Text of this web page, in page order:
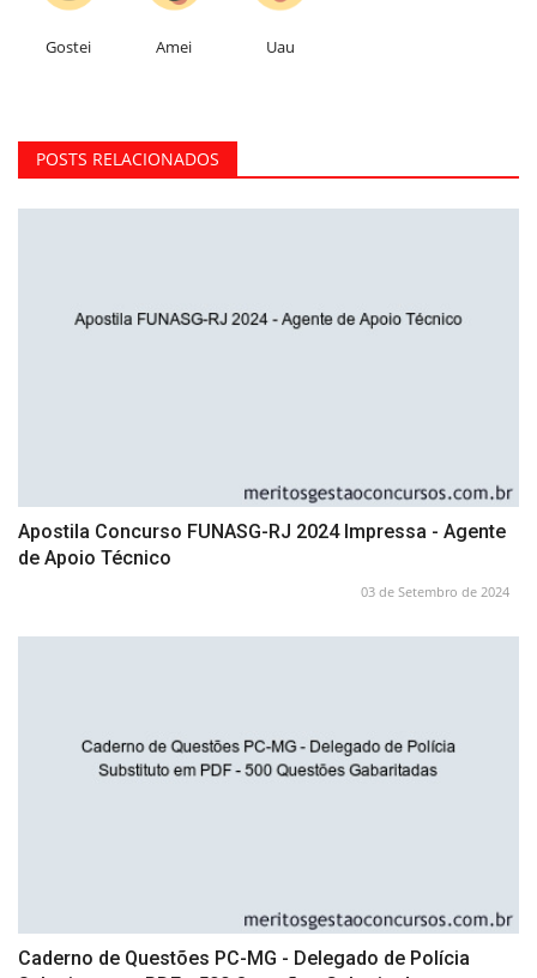
Gostei Amei Uau
POSTS RELACIONADOS
Apostila Concurso FUNASG-RJ 2024 Impressa - Agente
de Apoio Técnico
03 de Setembro de 2024
Caderno de Questões PC-MG - Delegado de Polícia